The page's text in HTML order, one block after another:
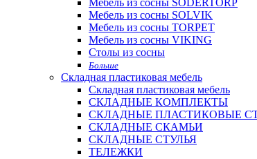
Мебель из сосны SODERTORP
Мебель из сосны SOLVIK
Мебель из сосны TORPET
Мебель из сосны VIKING
Столы из сосны
Больше
Складная пластиковая мебель
Складная пластиковая мебель
СКЛАДНЫЕ КОМПЛЕКТЫ
СКЛАДНЫЕ ПЛАСТИКОВЫЕ
СКЛАДНЫЕ СКАМЬИ
СКЛАДНЫЕ СТУЛЬЯ
ТЕЛЕЖКИ